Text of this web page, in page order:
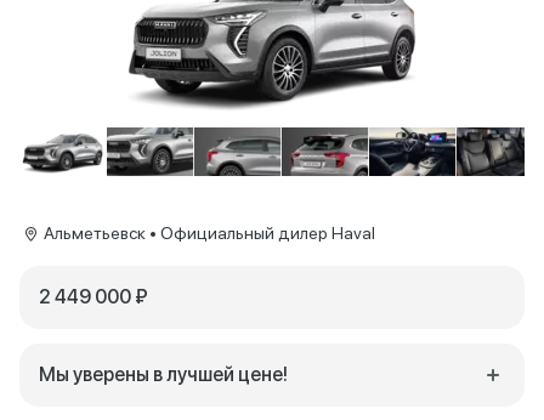
Альметьевск • Официальный дилер Haval
2 449 000 ₽
Мы уверены в лучшей цене!